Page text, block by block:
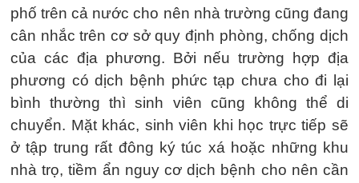
phố trên cả nước cho nên nhà trường cũng đang
cân nhắc trên cơ sở quy định phòng, chống dịch
của các địa phương. Bởi nếu trường hợp địa
phương có dịch bệnh phức tạp chưa cho đi lại
bình thường thì sinh viên cũng không thể di
chuyển. Mặt khác, sinh viên khi học trực tiếp sẽ
ở tập trung rất đông ký túc xá hoặc những khu
nhà trọ, tiềm ẩn nguy cơ dịch bệnh cho nên cần